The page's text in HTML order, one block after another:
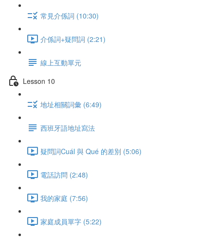
常見介係詞 (10:30)
介係詞+疑問詞 (2:21)
線上互動單元
Lesson 10
地址相關詞彙 (6:49)
西班牙語地址寫法
疑問詞Cuál 與 Qué 的差別 (5:06)
電話訪問 (2:48)
我的家庭 (7:56)
家庭成員單字 (5:22)